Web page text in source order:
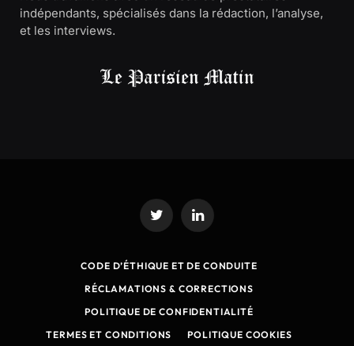
indépendants, spécialisés dans la rédaction, l’analyse,
et les interviews.
Twitter LinkedIn
CODE D’ÉTHIQUE ET DE CONDUITE
RÉCLAMATIONS & CORRECTIONS
POLITIQUE DE CONFIDENTIALITÉ
TERMES ET CONDITIONS
POLITIQUE COOKIES